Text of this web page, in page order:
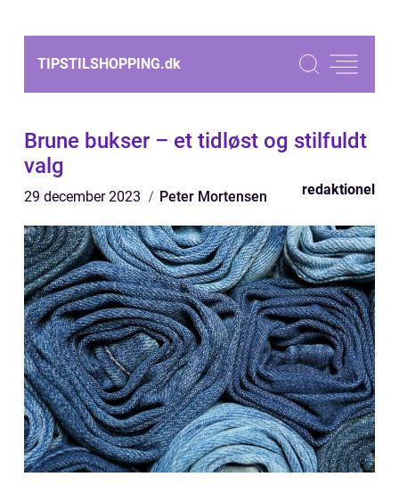
TIPSTILSHOPPING.dk
Brune bukser – et tidløst og stilfuldt
valg
29 december 2023 Peter Mortensen redaktionel